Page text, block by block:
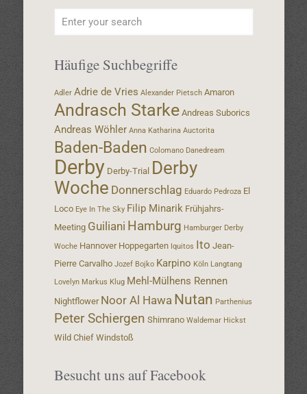
Häufige Suchbegriffe
Adler Adrie de Vries Alexander Pietsch Amaron
Andrasch Starke Andreas Suborics
Andreas Wöhler Anna Katharina Auctorita
Baden-Baden Colomano Danedream
Derby Derby-Trial Derby
Woche Donnerschlag Eduardo Pedroza El
Loco Eye In The Sky Filip Minarik Frühjahrs-
Meeting Guiliani Hamburg Hamburger Derby
Woche Hannover Hoppegarten Iquitos Ito Jean-
Pierre Carvalho Jozef Bojko Karpino Köln Langtang
Lovelyn Markus Klug Mehl-Mülhens Rennen
Nightflower Noor Al Hawa Nutan Parthenius
Peter Schiergen Shimrano Waldemar Hickst
Wild Chief Windstoß
Besucht uns auf Facebook